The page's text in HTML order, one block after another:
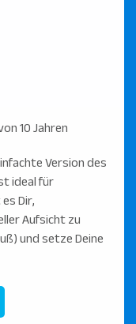
10 Jahren
Version des
ideal für
Dir,
Aufsicht zu
und setze Deine